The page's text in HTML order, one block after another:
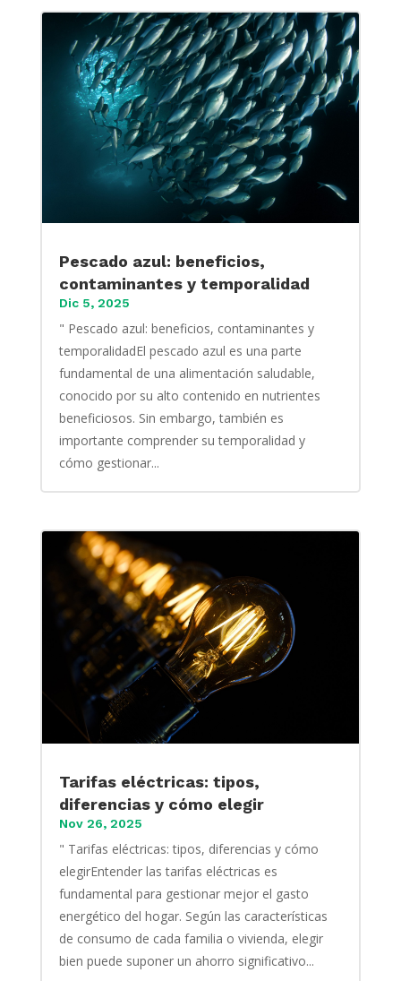
Pescado azul: beneficios,
contaminantes y temporalidad
Dic 5, 2025
" Pescado azul: beneficios, contaminantes y
temporalidadEl pescado azul es una parte
fundamental de una alimentación saludable,
conocido por su alto contenido en nutrientes
beneficiosos. Sin embargo, también es
importante comprender su temporalidad y
cómo gestionar...
Tarifas eléctricas: tipos,
diferencias y cómo elegir
Nov 26, 2025
" Tarifas eléctricas: tipos, diferencias y cómo
elegirEntender las tarifas eléctricas es
fundamental para gestionar mejor el gasto
energético del hogar. Según las características
de consumo de cada familia o vivienda, elegir
bien puede suponer un ahorro significativo...